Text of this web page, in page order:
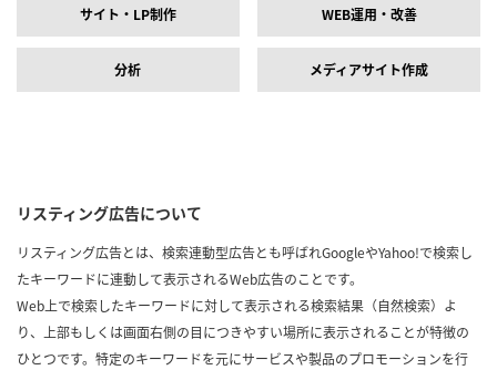
サイト・LP制作 WEB運用・改善
分析 メディアサイト作成
リスティング広告について
リスティング広告とは、検索連動型広告とも呼ばれGoogleやYahoo!で検索し
たキーワードに連動して表示されるWeb広告のことです。
Web上で検索したキーワードに対して表示される検索結果（自然検索）よ
り、上部もしくは画面右側の目につきやすい場所に表示されることが特徴の
ひとつです。特定のキーワードを元にサービスや製品のプロモーションを行